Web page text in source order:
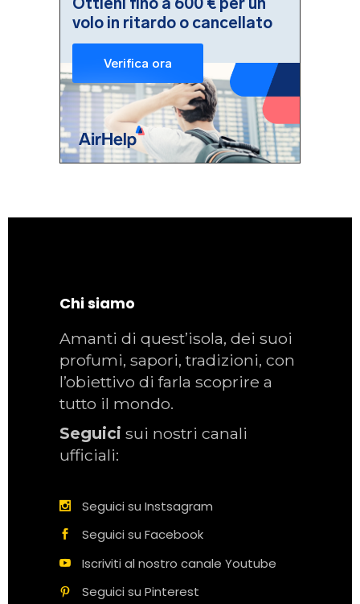
Chi siamo
Amanti di quest’isola, dei suoi
profumi, sapori, tradizioni, con
l’obiettivo di farla scoprire a
tutto il mondo.
Seguici sui nostri canali
ufficiali:
Seguici su Instsagram
Seguici su Facebook
Iscriviti al nostro canale Youtube
Seguici su Pinterest